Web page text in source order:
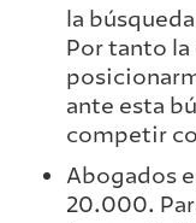
la
Por tanto
ante esta
competir
Abogados
20.000.